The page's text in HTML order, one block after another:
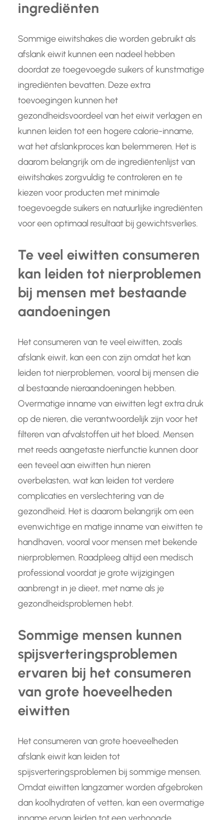
ingrediënten
Sommige eiwitshakes die worden gebruikt als
afslank eiwit kunnen een nadeel hebben
doordat ze toegevoegde suikers of kunstmatige
ingrediënten bevatten. Deze extra
toevoegingen kunnen het
gezondheidsvoordeel van het eiwit verlagen en
kunnen leiden tot een hogere calorie-inname,
wat het afslankproces kan belemmeren. Het is
daarom belangrijk om de ingrediëntenlijst van
eiwitshakes zorgvuldig te controleren en te
kiezen voor producten met minimale
toegevoegde suikers en natuurlijke ingrediënten
voor een optimaal resultaat bij gewichtsverlies.
Te veel eiwitten consumeren
kan leiden tot nierproblemen
bij mensen met bestaande
aandoeningen
Het consumeren van te veel eiwitten, zoals
afslank eiwit, kan een con zijn omdat het kan
leiden tot nierproblemen, vooral bij mensen die
al bestaande nieraandoeningen hebben.
Overmatige inname van eiwitten legt extra druk
op de nieren, die verantwoordelijk zijn voor het
filteren van afvalstoffen uit het bloed. Mensen
met reeds aangetaste nierfunctie kunnen door
een teveel aan eiwitten hun nieren
overbelasten, wat kan leiden tot verdere
complicaties en verslechtering van de
gezondheid. Het is daarom belangrijk om een
evenwichtige en matige inname van eiwitten te
handhaven, vooral voor mensen met bekende
nierproblemen. Raadpleeg altijd een medisch
professional voordat je grote wijzigingen
aanbrengt in je dieet, met name als je
gezondheidsproblemen hebt.
Sommige mensen kunnen
spijsverteringsproblemen
ervaren bij het consumeren
van grote hoeveelheden
eiwitten
Het consumeren van grote hoeveelheden
afslank eiwit kan leiden tot
spijsverteringsproblemen bij sommige mensen.
Omdat eiwitten langzamer worden afgebroken
dan koolhydraten of vetten, kan een overmatige